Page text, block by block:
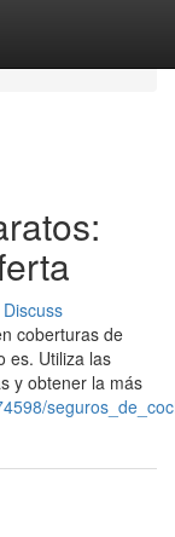
Discuss
coberturas de
es. Utiliza las
y obtener la más